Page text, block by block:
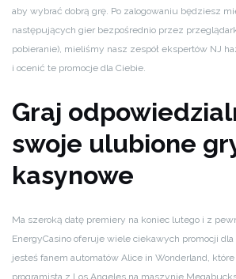
aby wybrać dobrą grę. Po zalogowaniu będziesz
następujących gier bezpośrednio przez
pobieranie), mieliśmy nasz zespół ekspertów NJ
i ocenić te promocje dla Ciebie.
Graj
swoje ulubione
kasynowe
Ma szeroką datę premiery na koniec lutego i z
EnergyCasino oferuje wiele ciekawych promocji
jesteś fanem automatów Alice in Wonderland,
programista z Los Angeles na maszynie